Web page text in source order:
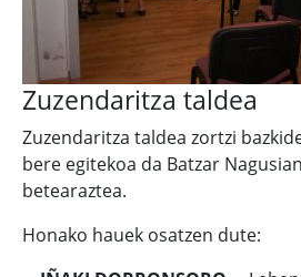
Zuzendaritza taldea
Zuzendaritza taldea zortzi
bere egitekoa da Batzar
betearaztea.
Honako hauek osatzen dute: